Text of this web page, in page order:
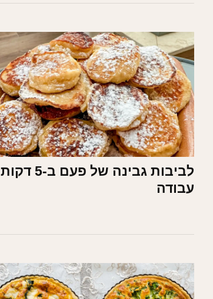
לביבות גבינה של פעם ב-5 דקות
עבודה